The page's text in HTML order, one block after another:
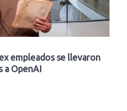
empleados se llevaron
a OpenAI